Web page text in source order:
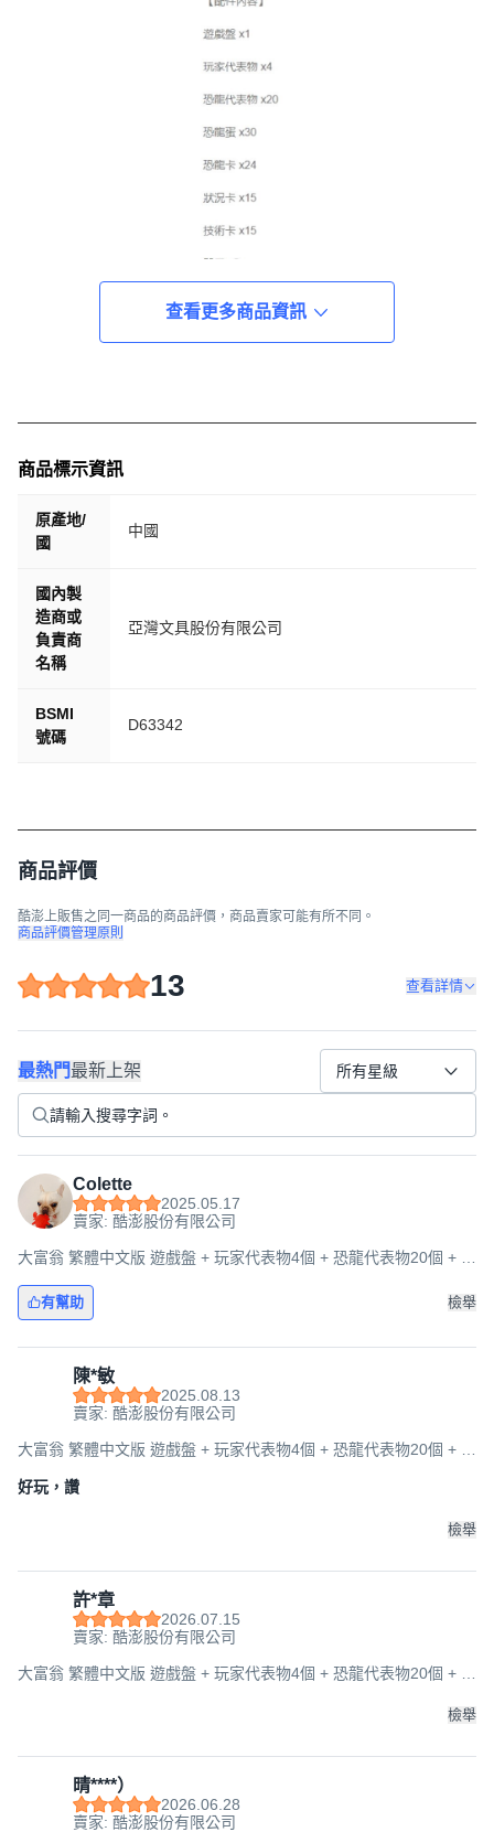
查看更多商品資訊
商品標示資訊
原產地/
國
中國
國內製
造商或
負責商
名稱
亞灣文具股份有限公司
BSMI
號碼
D63342
商品評價
酷澎上販售之同一商品的商品評價，商品賣家可能有所不同。
商品評價管理原則
13 查看詳情
最熱門最新上架 所有星級
Colette
2025.05.17
賣家: 酷澎股份有限公司
大富翁 繁體中文版 遊戲盤 + 玩家代表物4個 + 恐龍代表物20個 + 恐
紙鈔 6歲以上 2~4人, 1盒
有幫助 檢舉
陳*敏
2025.08.13
賣家: 酷澎股份有限公司
大富翁 繁體中文版 遊戲盤 + 玩家代表物4個 + 恐龍代表物20個 + 恐
紙鈔 6歲以上 2~4人, 1盒
好玩，讚
檢舉
許*章
2026.07.15
賣家: 酷澎股份有限公司
大富翁 繁體中文版 遊戲盤 + 玩家代表物4個 + 恐龍代表物20個 + 恐
檢舉
晴****）
2026.06.28
賣家: 酷澎股份有限公司